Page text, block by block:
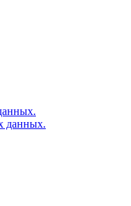
данных.